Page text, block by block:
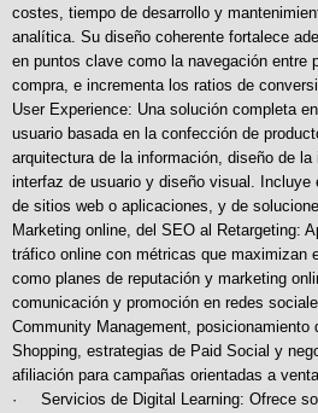
costes, tiempo de desarrollo y
analítica. Su diseño coherente fortalece
en puntos clave como la navegación entre
compra, e incrementa los ratios de
User Experience: Una solución completa
usuario basada en la confección de
arquitectura de la información, diseño de
interfaz de usuario y diseño visual. Incluye
de sitios web o aplicaciones, y de
Marketing online, del SEO al Retargeting:
tráfico online con métricas que maximizan
como planes de reputación y marketing
comunicación y promoción en redes
Community Management, posicionamiento
Shopping, estrategias de Paid Social y
afiliación para campañas orientadas a
· Servicios de Digital Learning: Ofrece